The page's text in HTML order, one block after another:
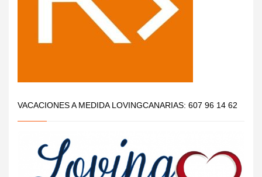
VACACIONES A MEDIDA LOVINGCANARIAS: 607 96 14 62